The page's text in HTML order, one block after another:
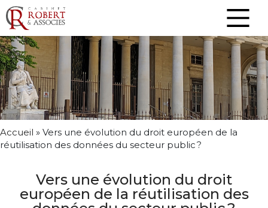
Accueil » Vers une évolution du droit européen de la
réutilisation des données du secteur public ?
Vers une évolution du droit
européen de la réutilisation des